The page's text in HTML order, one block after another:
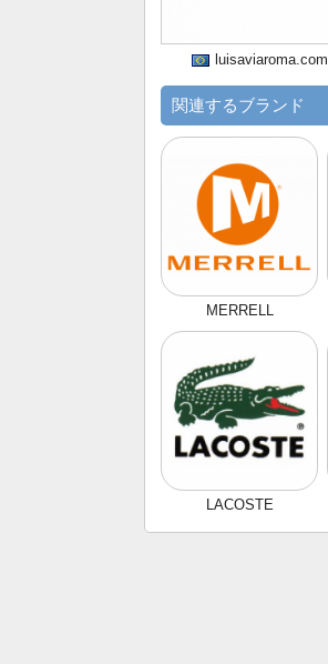
luisaviaroma.com
関連するブランド
MERRELL
LACOSTE